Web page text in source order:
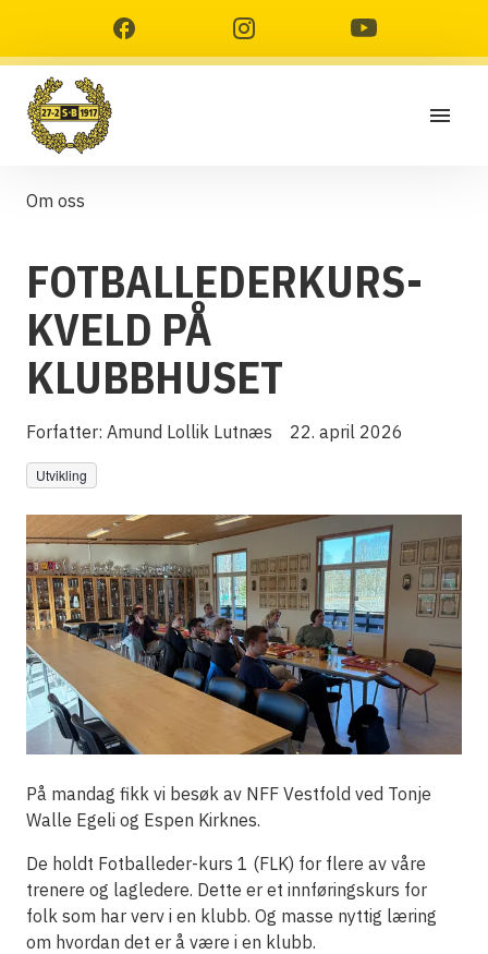
Om oss
FOTBALLEDERKURS-
KVELD PÅ
KLUBBHUSET
Forfatter: Amund Lollik Lutnæs 22. april 2026
Utvikling
På mandag fikk vi besøk av NFF Vestfold ved Tonje
Walle Egeli og Espen Kirknes.
De holdt Fotballeder-kurs 1 (FLK) for flere av våre
trenere og lagledere. Dette er et innføringskurs for
folk som har verv i en klubb. Og masse nyttig læring
om hvordan det er å være i en klubb.